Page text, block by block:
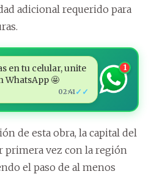
adicional requerido para
en tu celular, unite
WhatsApp 🤩
02:41 ✓✓
1
de esta obra, la capital del
primera vez con la región
el paso de al menos